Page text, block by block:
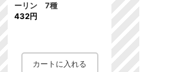
ーリン 7種
432円